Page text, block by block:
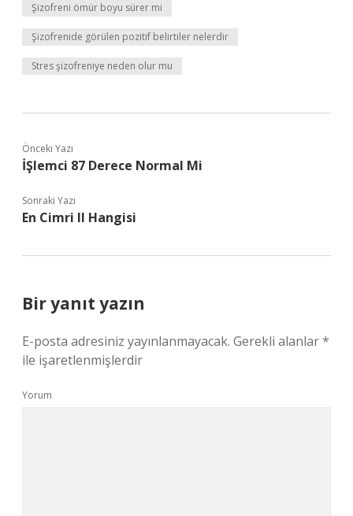
Şizofreni ömür boyu sürer mi
Şizofrenide görülen pozitif belirtiler nelerdir
Stres şizofreniye neden olur mu
Önceki Yazı
İŞlemci 87 Derece Normal Mi
Sonraki Yazı
En Cimri Il Hangisi
Bir yanıt yazın
E-posta adresiniz yayınlanmayacak. Gerekli alanlar*
ile işaretlenmişlerdir
Yorum